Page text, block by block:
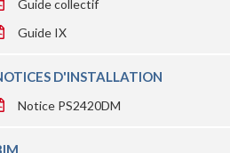
Guide collectif
Guide IX
D'INSTALLATION
Notice PS2420DM